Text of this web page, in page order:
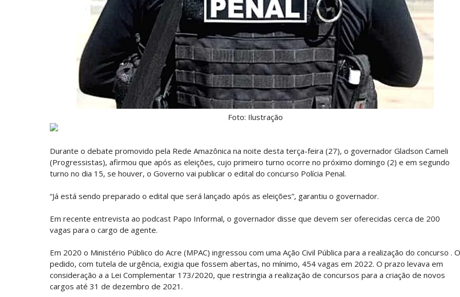
Foto: Ilustração
Durante o debate promovido pela Rede Amazônica na noite desta terça-feira (27), o governador Gladson Cameli
(Progressistas), afirmou que após as eleições, cujo primeiro turno ocorre no próximo domingo (2) e em segundo
turno no dia 15, se houver, o Governo vai publicar o edital do concurso Polícia Penal.
“Já está sendo preparado o edital que será lançado após as eleições”, garantiu o governador.
Em recente entrevista ao podcast Papo Informal, o governador disse que devem ser oferecidas cerca de 200
vagas para o cargo de agente.
Em 2020 o Ministério Público do Acre (MPAC) ingressou com uma Ação Civil Pública para a realização do concurso . O
pedido, com tutela de urgência, exigia que fossem abertas, no mínimo, 454 vagas em 2022. O prazo levava em
consideração a a Lei Complementar 173/2020, que restringia a realização de concursos para a criação de novos
cargos até 31 de dezembro de 2021.